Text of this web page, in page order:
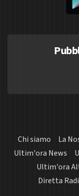
Chi siamo La
Ultim'ora News
Ultim'ora
Diretta